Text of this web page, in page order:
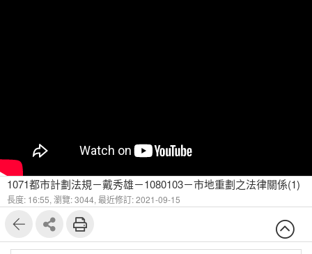
1071都市計劃法規－戴秀雄－1080103－市地重劃之法律關係(1)
長度: 16:55, 瀏覽: 3044, 最近修訂: 2021-09-15